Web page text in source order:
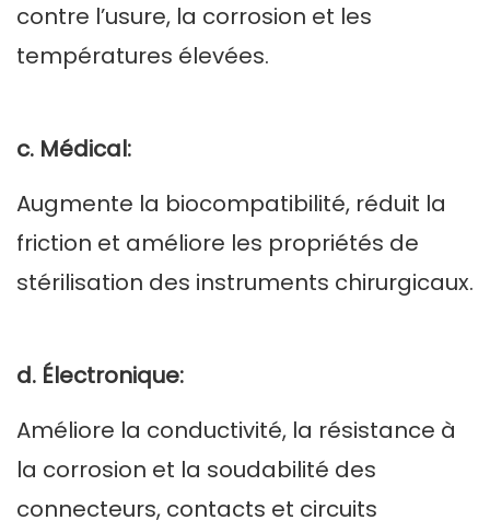
contre l’usure, la corrosion et les
températures élevées.
c. Médical:
Augmente la biocompatibilité, réduit la
friction et améliore les propriétés de
stérilisation des instruments chirurgicaux.
d. Électronique:
Améliore la conductivité, la résistance à
la corrosion et la soudabilité des
connecteurs, contacts et circuits